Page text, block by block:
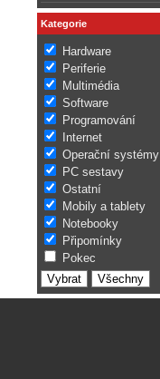
Kategorie
Hardware
Periferie
Multimédia
Software
Programování
Internet
Operační systémy
PC sestavy
Ostatní
Mobily a tablety
Notebooky
Připomínky
Pokec